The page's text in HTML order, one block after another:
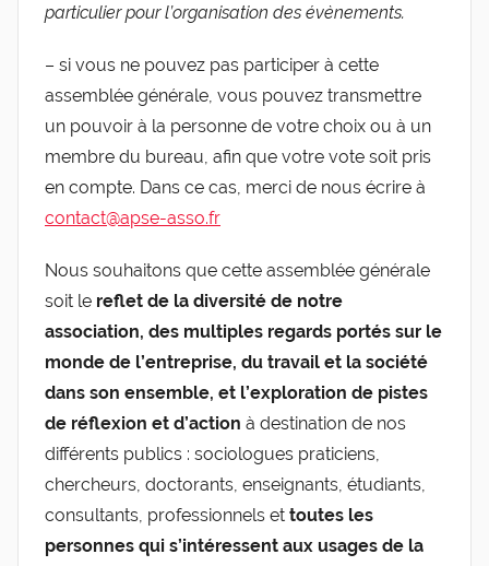
particulier pour l’organisation des évènements.
– si vous ne pouvez pas participer à cette
assemblée générale, vous pouvez transmettre
un pouvoir à la personne de votre choix ou à un
membre du bureau, afin que votre vote soit pris
en compte. Dans ce cas, merci de nous écrire à
contact@apse-asso.fr
Nous souhaitons que cette assemblée générale
soit le reflet de la diversité de notre
association, des multiples regards portés sur le
monde de l’entreprise, du travail et la société
dans son ensemble, et l’exploration de pistes
de réflexion et d’action à destination de nos
différents publics : sociologues praticiens,
chercheurs, doctorants, enseignants, étudiants,
consultants, professionnels et toutes les
personnes qui s’intéressent aux usages de la